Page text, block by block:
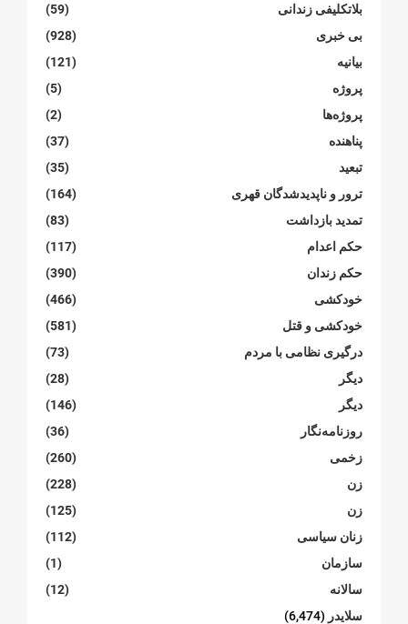
بلاتکلیفی زندانی
(59)
بی خبری
(928)
بیانیە
(121)
پروژە
(5)
پروژەها
(2)
پناهنده
(37)
تبعید
(35)
ترور و ناپدیدشدگان قهری
(164)
تمدید بازداشت
(83)
حکم اعدام
(117)
حکم زندان
(390)
خودکشی
(466)
خودکشی و قتل
(581)
درگیری نظامی با مردم
(73)
دیگر
(28)
دیگر
(146)
روزنامەنگار
(36)
زخمی
(260)
زن
(228)
زن
(125)
زنان سیاسی
(112)
سازمان
(1)
سالانە
(12)
سلایدر (6,474)